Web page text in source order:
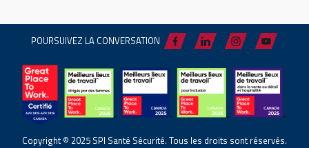
POURSUIVEZ LA CONVERSATION
Copyright © 2025 SPI Santé Sécurité. Tous les droits sont réservés.